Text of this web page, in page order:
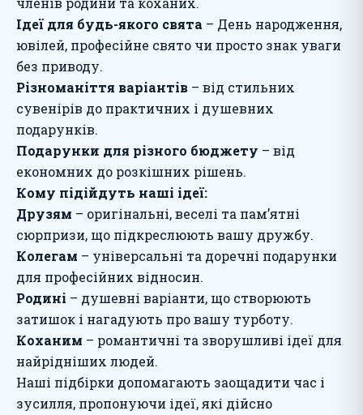
Ідеї для будь-якого свята – День народження,
ювілей, професійне свято чи просто знак уваги
без приводу.
Різноманіття варіантів – від стильних
сувенірів до практичних і душевних
подарунків.
Подарунки для різного бюджету – від
економних до розкішних рішень.
Кому підійдуть наші ідеї:
Друзям – оригінальні, веселі та пам’ятні
сюрпризи, що підкреслюють вашу дружбу.
Колегам – універсальні та доречні подарунки
для професійних відносин.
Родині – душевні варіанти, що створюють
затишок і нагадують про вашу турботу.
Коханим – романтичні та зворушливі ідеї для
найрідніших людей.
Наші підбірки допомагають заощадити час і
зусилля, пропонуючи ідеї, які дійсно